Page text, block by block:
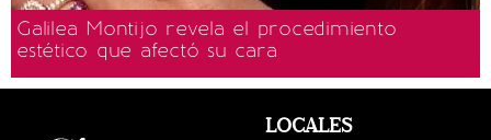
Galilea Montijo revela el procedimiento
estético que afectó su cara
LOCALES